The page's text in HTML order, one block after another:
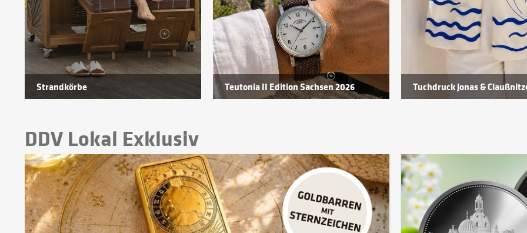
Strandkörbe Tuchdruck Jonas &
Teutonia II Edition Sachsen 2026
DDV Lokal Exklusiv